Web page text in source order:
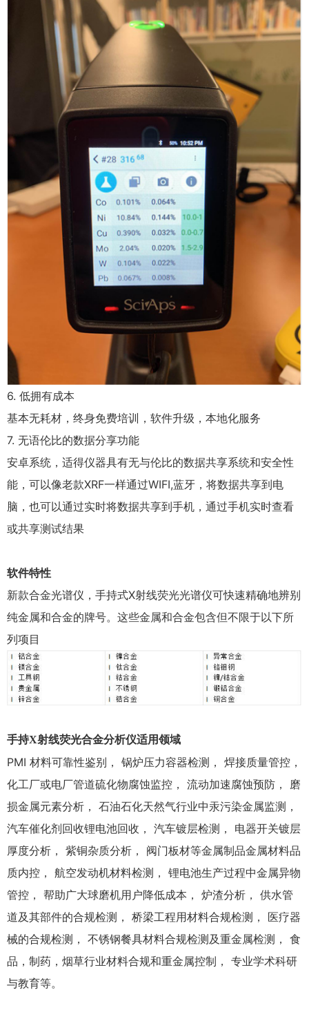
6. 低拥有成本
基本无耗材，终身免费培训，软件升级，本地化服务
7. 无语伦比的数据分享功能
安卓系统，适得仪器具有无与伦比的数据共享系统和安全性
能，可以像老款XRF一样通过WIFI,蓝牙，将数据共享到电
脑，也可以通过实时将数据共享到手机，通过手机实时查看
或共享测试结果
软件特性
新款合金光谱仪，手持式X射线荧光光谱仪可快速精确地辨别
纯金属和合金的牌号。这些金属和合金包含但不限于以下所
列项目
手持X射线荧光合金分析仪适用领域
PMI 材料可靠性鉴别， 锅炉压力容器检测， 焊接质量管控，
化工厂或电厂管道硫化物腐蚀监控， 流动加速腐蚀预防， 磨
损金属元素分析， 石油石化天然气行业中汞污染金属监测，
汽车催化剂回收锂电池回收， 汽车镀层检测， 电器开关镀层
厚度分析， 紫铜杂质分析， 阀门板材等金属制品金属材料品
质内控， 航空发动机材料检测， 锂电池生产过程中金属异物
管控， 帮助广大球磨机用户降低成本， 炉渣分析， 供水管
道及其部件的合规检测， 桥梁工程用材料合规检测， 医疗器
械的合规检测， 不锈钢餐具材料合规检测及重金属检测， 食
品，制药，烟草行业材料合规和重金属控制， 专业学术科研
与教育等。